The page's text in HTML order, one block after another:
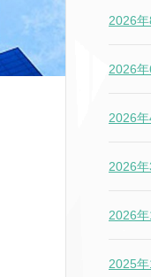
2026年
2026年
2026年
2026年
2026年
2025年